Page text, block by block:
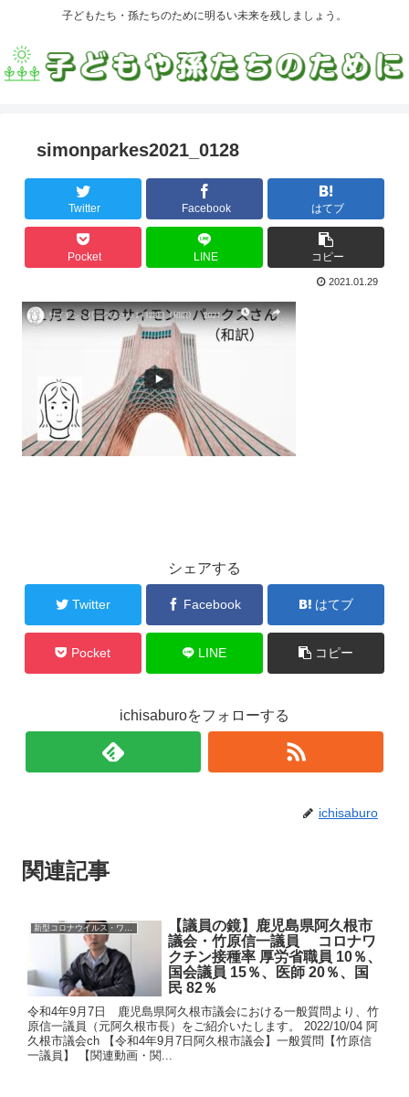
子どもたち・孫たちのために明るい未来を残しましょう。
simonparkes2021_0128
Twitter Facebook はてブ
Pocket LINE コピー
2021.01.29
シェアする
Twitter Facebook はてブ
Pocket LINE コピー
ichisaburoをフォローする
ichisaburo
関連記事
新型コロナウイルス・ワクチン
【議員の鏡】鹿児島県阿久根市
議会・竹原信一議員 コロナワ
クチン接種率 厚労省職員 10％、
国会議員 15％、医師 20％、国
民 82％
令和4年9月7日 鹿児島県阿久根市議会における一般質問より、竹
原信一議員（元阿久根市長）をご紹介いたします。 2022/10/04 阿
久根市議会ch 【令和4年9月7日阿久根市議会】一般質問【竹原信
一議員】 【関連動画・関...